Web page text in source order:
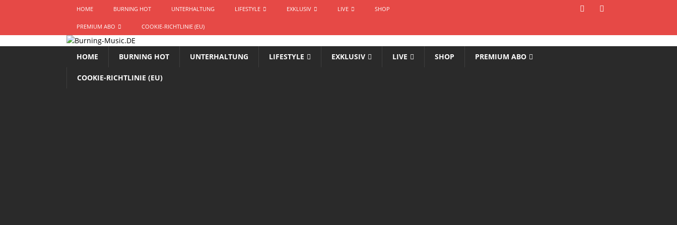
HOME BURNING HOT UNTERHALTUNG LIFESTYLE EXKLUSIV LIVE SHOP
PREMIUM ABO COOKIE-RICHTLINIE (EU)
HOME BURNING HOT UNTERHALTUNG LIFESTYLE EXKLUSIV LIVE SHOP PREMIUM ABO
COOKIE-RICHTLINIE (EU)